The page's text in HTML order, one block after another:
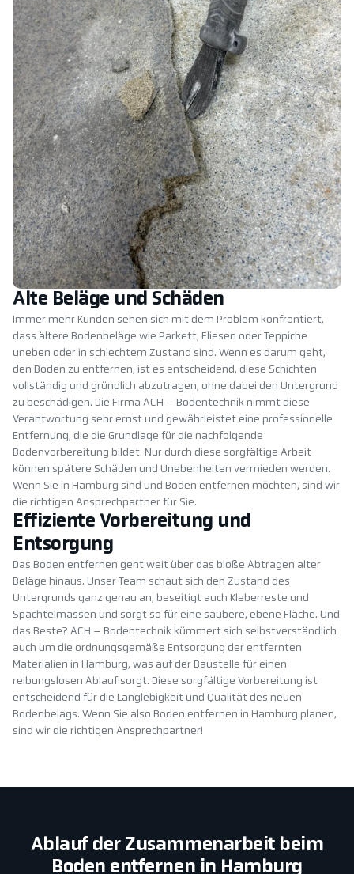
Alte Beläge und Schäden
Immer mehr Kunden sehen sich mit dem Problem konfrontiert,
dass ältere Bodenbeläge wie Parkett, Fliesen oder Teppiche
uneben oder in schlechtem Zustand sind. Wenn es darum geht,
den Boden zu entfernen, ist es entscheidend, diese Schichten
vollständig und gründlich abzutragen, ohne dabei den Untergrund
zu beschädigen. Die Firma ACH – Bodentechnik nimmt diese
Verantwortung sehr ernst und gewährleistet eine professionelle
Entfernung, die die Grundlage für die nachfolgende
Bodenvorbereitung bildet. Nur durch diese sorgfältige Arbeit
können spätere Schäden und Unebenheiten vermieden werden.
Wenn Sie in Hamburg sind und Boden entfernen möchten, sind wir
die richtigen Ansprechpartner für Sie.
Effiziente Vorbereitung und
Entsorgung
Das Boden entfernen geht weit über das bloße Abtragen alter
Beläge hinaus. Unser Team schaut sich den Zustand des
Untergrunds ganz genau an, beseitigt auch Kleberreste und
Spachtelmassen und sorgt so für eine saubere, ebene Fläche. Und
das Beste? ACH – Bodentechnik kümmert sich selbstverständlich
auch um die ordnungsgemäße Entsorgung der entfernten
Materialien in Hamburg, was auf der Baustelle für einen
reibungslosen Ablauf sorgt. Diese sorgfältige Vorbereitung ist
entscheidend für die Langlebigkeit und Qualität des neuen
Bodenbelags. Wenn Sie also Boden entfernen in Hamburg planen,
sind wir die richtigen Ansprechpartner!
Ablauf der Zusammenarbeit beim
Boden entfernen in Hamburg